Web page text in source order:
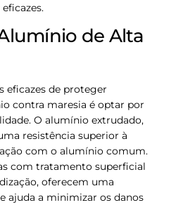
de Alta
eficazes de proteger
contra maresia é optar por
O alumínio extrudado,
resistência superior à
com o alumínio comum.
com tratamento superficial
oferecem uma
ajuda a minimizar os danos